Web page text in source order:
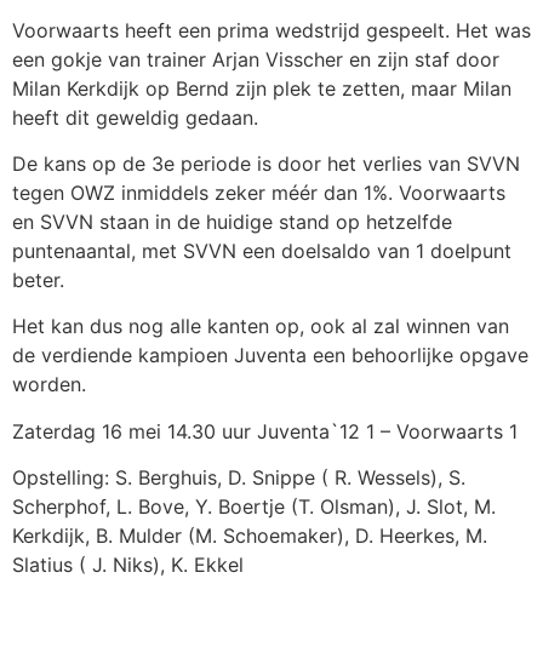
Voorwaarts heeft een prima wedstrijd gespeelt. Het was
een gokje van trainer Arjan Visscher en zijn staf door
Milan Kerkdijk op Bernd zijn plek te zetten, maar Milan
heeft dit geweldig gedaan.
De kans op de 3e periode is door het verlies van SVVN
tegen OWZ inmiddels zeker méér dan 1%. Voorwaarts
en SVVN staan in de huidige stand op hetzelfde
puntenaantal, met SVVN een doelsaldo van 1 doelpunt
beter.
Het kan dus nog alle kanten op, ook al zal winnen van
de verdiende kampioen Juventa een behoorlijke opgave
worden.
Zaterdag 16 mei 14.30 uur Juventa`12 1 – Voorwaarts 1
Opstelling: S. Berghuis, D. Snippe ( R. Wessels), S.
Scherphof, L. Bove, Y. Boertje (T. Olsman), J. Slot, M.
Kerkdijk, B. Mulder (M. Schoemaker), D. Heerkes, M.
Slatius ( J. Niks), K. Ekkel